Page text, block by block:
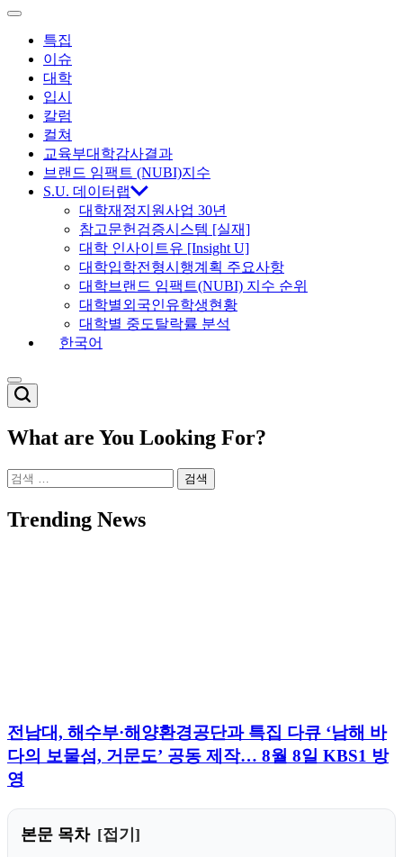
이
트
유
Menu
특집
이슈
대학
입시
칼럼
컬쳐
교육부대학감사결과
브랜드 임팩트 (NUBI)지수
S.U. 데이터랩
대학재정지원사업 30년
참고문헌검증시스템 [실재]
대학 인사이트유 [Insight U]
대학입학전형시행계획 주요사항
대학브랜드 임팩트(NUBI) 지수 순위
대학별외국인유학생현황
대학별 중도탈락률 분석
한국어
Switch
color
What are You Looking For?
검
Trending News
전남대, 해수부·해양환경공단과 특집 다큐 ‘남해 바
다의 보물섬, 거문도’ 공동 제작… 8월 8일 KBS1 방
영
본문 목차
접기